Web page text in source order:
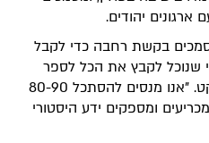
יהודים.
בקשת רחבה כדי לקבל
שנוכל לקבץ את הכל לספר
אחד", הוא מסביר על הפרוייקט. "אנו מנסים להסתכל 80-90
ומספקים ידע היסטורי